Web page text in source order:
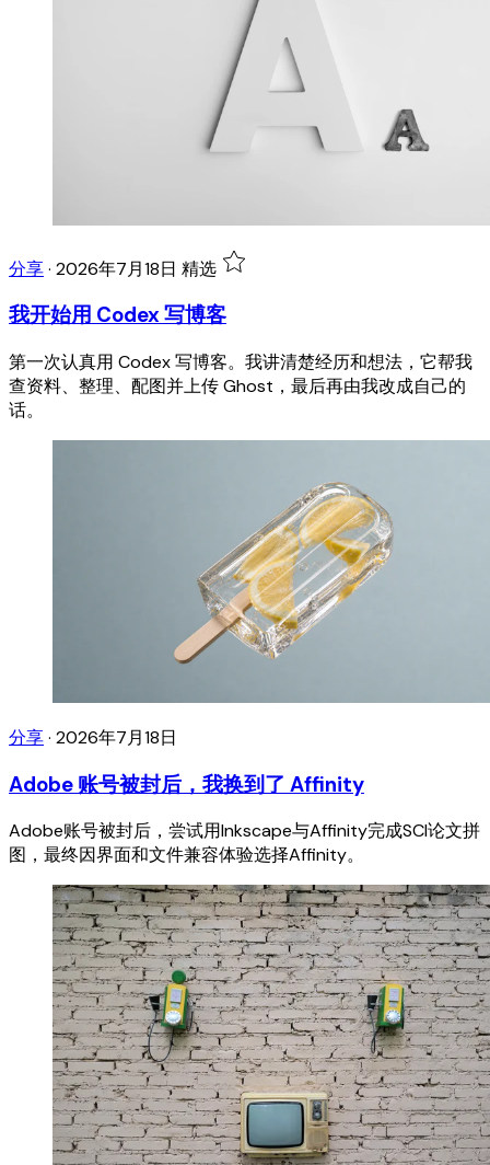
分享· 2026年7月18日 精选
我开始用 Codex 写博客
第一次认真用 Codex 写博客。我讲清楚经历和想法，它帮我
查资料、整理、配图并上传 Ghost，最后再由我改成自己的
话。
分享· 2026年7月18日
Adobe 账号被封后，我换到了 Affinity
Adobe账号被封后，尝试用Inkscape与Affinity完成SCI论文拼
图，最终因界面和文件兼容体验选择Affinity。